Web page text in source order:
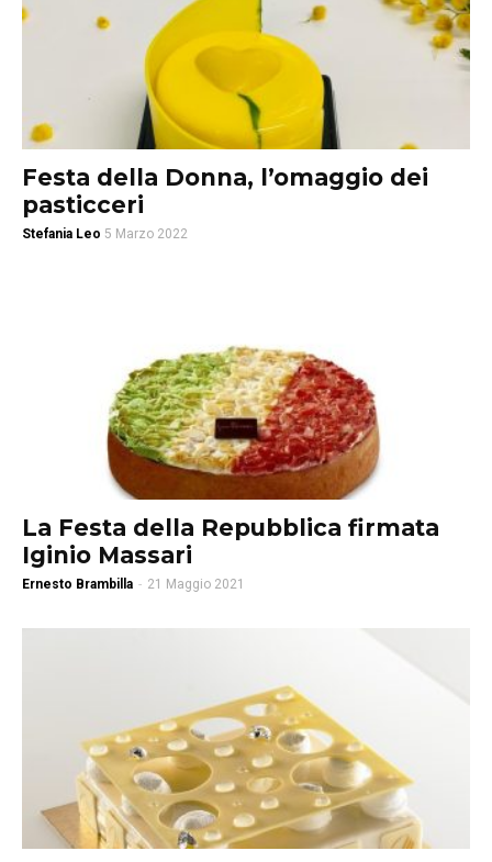
Festa della Donna, l’omaggio dei
pasticceri
Stefania Leo 5 Marzo 2022
La Festa della Repubblica firmata
Iginio Massari
Ernesto Brambilla - 21 Maggio 2021